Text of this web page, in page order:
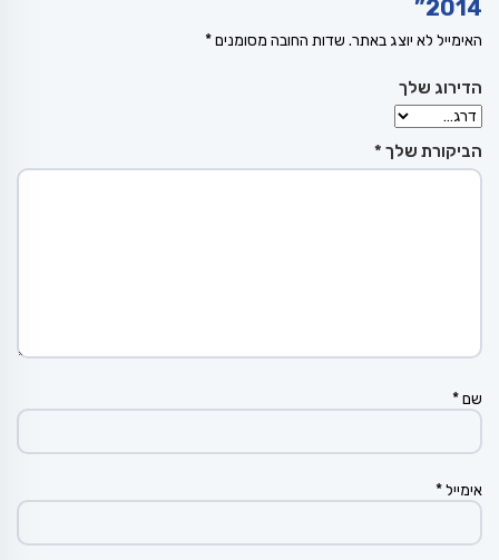
2014”
האימייל לא יוצג באתר. שדות החובה מסומנים*
הדירוג שלך
הביקורת שלך *
שם*
אימייל*